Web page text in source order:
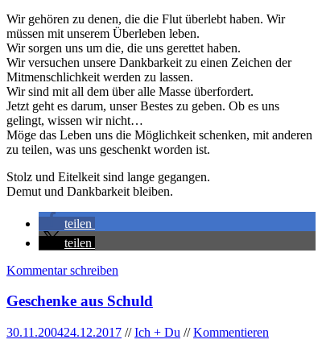
Wir gehören zu denen, die die Flut überlebt haben. Wir
müssen mit unserem Überleben leben.
Wir sorgen uns um die, die uns gerettet haben.
Wir versuchen unsere Dankbarkeit zu einen Zeichen der
Mitmenschlichkeit werden zu lassen.
Wir sind mit all dem über alle Masse überfordert.
Jetzt geht es darum, unser Bestes zu geben. Ob es uns
gelingt, wissen wir nicht…
Möge das Leben uns die Möglichkeit schenken, mit anderen
zu teilen, was uns geschenkt worden ist.
Stolz und Eitelkeit sind lange gegangen.
Demut und Dankbarkeit bleiben.
teilen
teilen
Kommentar schreiben
Geschenke aus Schuld
30.11.200424.12.2017 //Ich + Du //Kommentieren